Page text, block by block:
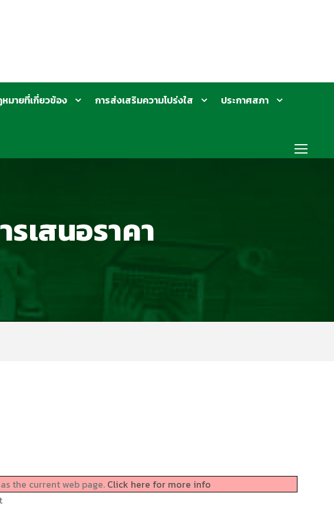
มายที่เกี่ยวข้อง การส่งเสริมความโปร่งใส
ประกาศสภา
เสนอราคา
the current web page. Click here for more info